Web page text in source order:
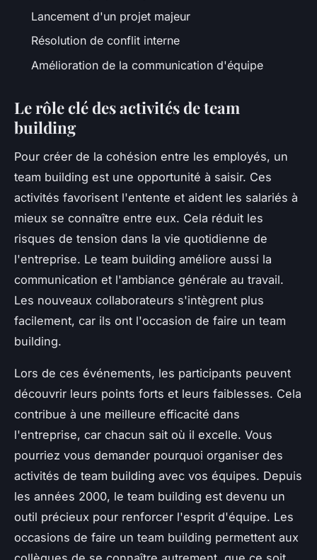
Lancement d'un projet majeur
Résolution de conflit interne
Amélioration de la communication d'équipe
Le rôle clé des activités de team
building
Pour créer de la cohésion entre les employés, un
team building est une opportunité à saisir. Ces
activités favorisent l'entente et aident les salariés à
mieux se connaître entre eux. Cela réduit les
risques de tension dans la vie quotidienne de
l'entreprise. Le team building améliore aussi la
communication et l'ambiance générale au travail.
Les nouveaux collaborateurs s'intègrent plus
facilement, car ils ont l'occasion de faire un team
building.
Lors de ces événements, les participants peuvent
découvrir leurs points forts et leurs faiblesses. Cela
contribue à une meilleure efficacité dans
l'entreprise, car chacun sait où il excelle. Vous
pourriez vous demander pourquoi organiser des
activités de team building avec vos équipes. Depuis
les années 2000, le team building est devenu un
outil précieux pour renforcer l'esprit d'équipe. Les
occasions de faire un team building permettent aux